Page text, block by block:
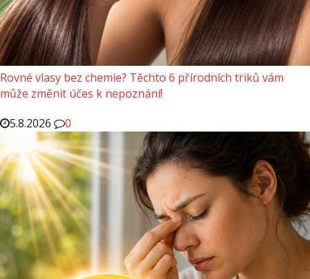
Rovné vlasy bez chemie? Těchto 6 přírodních triků vám
může změnit účes k nepoznání!
5.8.2026
0